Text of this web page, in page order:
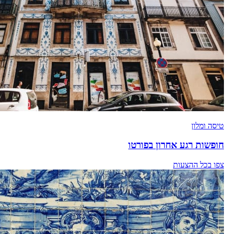
טיסה ומלון
חופשות רגע אחרון בפורטו
צפו בכל ההצעות